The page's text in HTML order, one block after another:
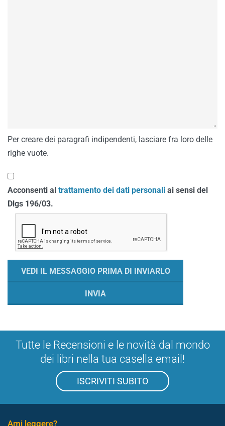
Per creare dei paragrafi indipendenti, lasciare fra loro delle
righe vuote.
Acconsenti al trattamento dei dati personali ai sensi del
Dlgs 196/03.
Tutte le Recensioni e le novità dal mondo
dei libri nella tua casella email!
ISCRIVITI SUBITO
Ami leggere?